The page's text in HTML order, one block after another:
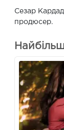
Сезар
продюсер.